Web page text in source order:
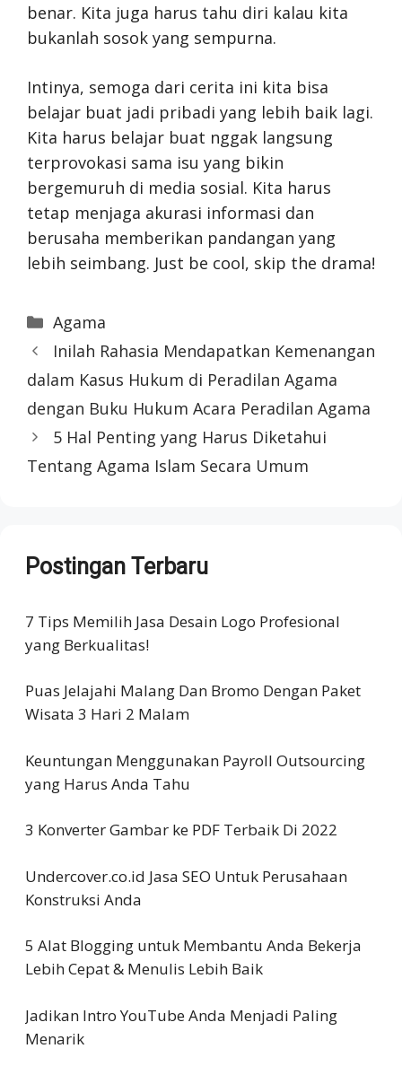
benar. Kita juga harus tahu diri kalau kita
bukanlah sosok yang sempurna.
Intinya, semoga dari cerita ini kita bisa
belajar buat jadi pribadi yang lebih baik lagi.
Kita harus belajar buat nggak langsung
terprovokasi sama isu yang bikin
bergemuruh di media sosial. Kita harus
tetap menjaga akurasi informasi dan
berusaha memberikan pandangan yang
lebih seimbang. Just be cool, skip the drama!
Categories
Agama
Inilah Rahasia Mendapatkan Kemenangan
dalam Kasus Hukum di Peradilan Agama
dengan Buku Hukum Acara Peradilan Agama
5 Hal Penting yang Harus Diketahui
Tentang Agama Islam Secara Umum
Postingan Terbaru
7 Tips Memilih Jasa Desain Logo Profesional
yang Berkualitas!
Puas Jelajahi Malang Dan Bromo Dengan Paket
Wisata 3 Hari 2 Malam
Keuntungan Menggunakan Payroll Outsourcing
yang Harus Anda Tahu
3 Konverter Gambar ke PDF Terbaik Di 2022
Undercover.co.id Jasa SEO Untuk Perusahaan
Konstruksi Anda
5 Alat Blogging untuk Membantu Anda Bekerja
Lebih Cepat & Menulis Lebih Baik
Jadikan Intro YouTube Anda Menjadi Paling
Menarik